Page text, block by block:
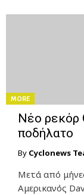
MORE
Νέο ρεκόρ
ποδήλατο
By Cyclonews
Μετά από
Αμερικανός